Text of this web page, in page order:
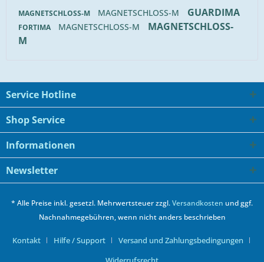
MAGNETSCHLOSS-M MAGNETSCHLOSS-M GUARDIMA
FORTIMA MAGNETSCHLOSS-M
MAGNETSCHLOSS-
M
Service Hotline
Shop Service
Informationen
Newsletter
* Alle Preise inkl. gesetzl. Mehrwertsteuer zzgl.Versandkosten und ggf.
Nachnahmegebühren, wenn nicht anders beschrieben
Kontakt Hilfe / Support
Versand und Zahlungsbedingungen